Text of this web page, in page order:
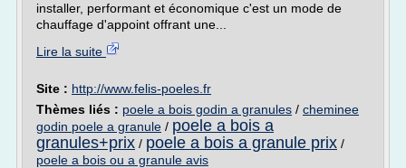
installer, performant et économique c'est un mode de
chauffage d'appoint offrant une...
Lire la suite
Site : http://www.felis-poeles.fr
Thèmes liés : poele a bois godin a granules / cheminee
godin poele a granule / poele a bois a
granules+prix / poele a bois a granule prix /
poele a bois ou a granule avis